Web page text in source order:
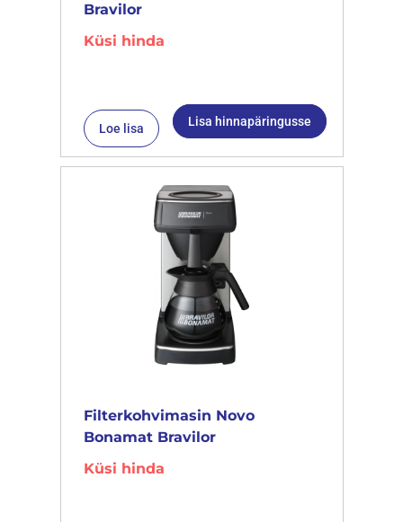
Bravilor
Küsi hinda
Loe lisa Lisa hinnapäringusse
Filterkohvimasin Novo
Bonamat Bravilor
Küsi hinda